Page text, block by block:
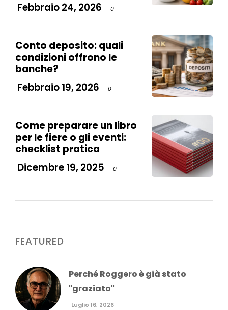
Febbraio 24, 2026
0
Conto deposito: quali
condizioni offrono le
banche?
Febbraio 19, 2026
0
Come preparare un libro
per le fiere o gli eventi:
checklist pratica
Dicembre 19, 2025
0
FEATURED
Perché Roggero è già stato
"graziato"
Luglio 16, 2026